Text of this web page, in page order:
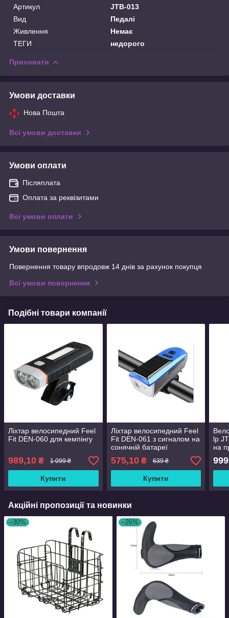
Артикул
JTB-013
Вид
Педалі
Живлення
Немає
ТЕГИ
недорого
Приховати
Умови доставки
Нова Пошта
Всі умови доставки
Умови оплати
Післяплата
Оплата за реквізитами
Всі умови оплати
Умови повернення
Повернення товару впродовж 14 днів за рахунок покупця
Всі умови повернення
Подібні товари компанії
Ліхтар велосипедний Feel
Fit DEN-060 для кемпінгу
989,10 ₴ 1 099 ₴
Купити
Ліхтар велосипедний Feel
Fit DEN-061 з сигналом на
сонячній батареї
575,10₴ 639 ₴
Купити
lp
на
999
Акційні пропозиції та новинки
–30% –26%